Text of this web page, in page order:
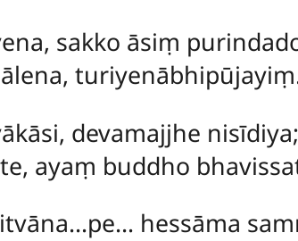
sakko āsiṃ
devamajjhe nisīdiya;
ayaṃ buddho
hessāma